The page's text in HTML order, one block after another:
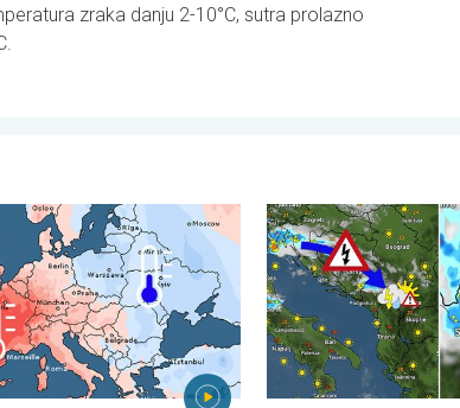
zraka danju 2-10°C, sutra prolazno
juli 2026.
u vremenu u srpnju. Razlike u Europi. . . ponedjeljak, 3.
Pješčana oluja u